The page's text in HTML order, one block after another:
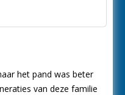
het pand was beter
van deze familie